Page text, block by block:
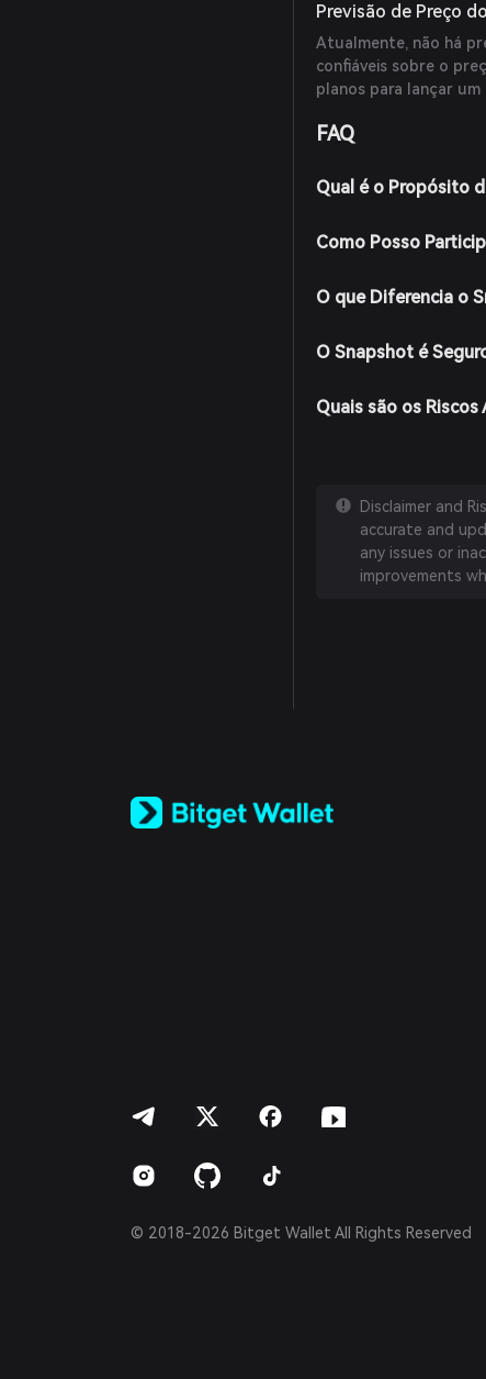
Previsão de Preço
Atualmente, não há
confiáveis sobre o
planos para lançar um
FAQ
Qual é o Propósito
Como Posso
O que Diferencia o
O Snapshot é
Quais são os
Disclaimer and
accurate and
any issues or
improvements
Español (Latinoamérica)
© 2018-2026 Bitget Wallet All Rights Reserved